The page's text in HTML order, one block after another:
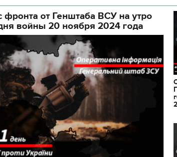
а
фронта от Генштаба ВСУ на утро
войны 20 ноября 2024 года